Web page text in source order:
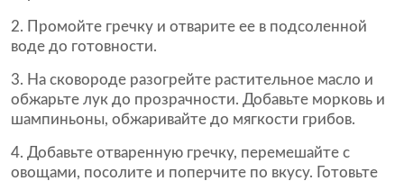
Промойте гречку и отварите ее в подсоленной
воде до готовности.
На сковороде разогрейте растительное масло и
обжарьте лук до прозрачности. Добавьте морковь и
шампиньоны, обжаривайте до мягкости грибов.
Добавьте отваренную гречку, перемешайте с
овощами, посолите и поперчите по вкусу. Готовьте